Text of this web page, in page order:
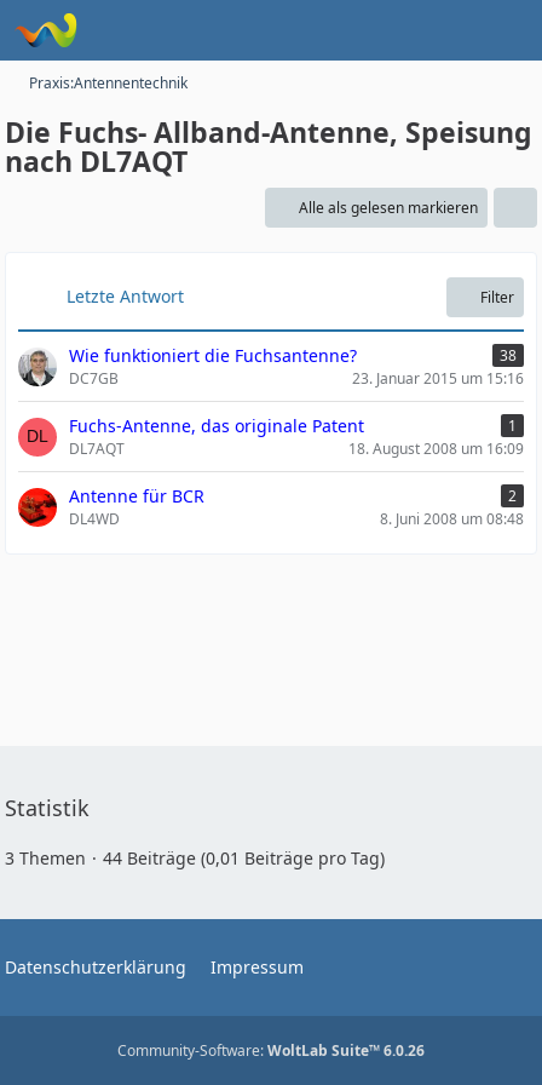
Praxis:Antennentechnik
Die Fuchs- Allband-Antenne, Speisung
nach DL7AQT
Alle als gelesen markieren
Letzte Antwort Filter
Wie funktioniert die Fuchsantenne?
38
DC7GB
23. Januar 2015 um 15:16
Fuchs-Antenne, das originale Patent
1
DL7AQT
18. August 2008 um 16:09
Antenne für BCR
2
DL4WD
8. Juni 2008 um 08:48
Statistik
3 Themen 44 Beiträge (0,01 Beiträge pro Tag)
Datenschutzerklärung Impressum
Community-Software:WoltLab Suite™ 6.0.26